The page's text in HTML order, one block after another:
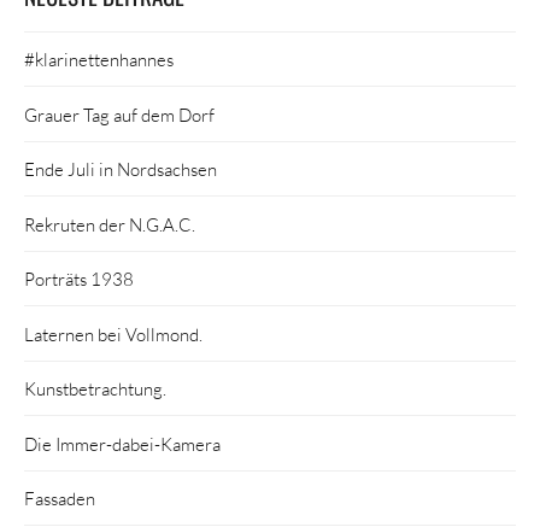
#klarinettenhannes
Grauer Tag auf dem Dorf
Ende Juli in Nordsachsen
Rekruten der N.G.A.C.
Porträts 1938
Laternen bei Vollmond.
Kunstbetrachtung.
Die Immer-dabei-Kamera
Fassaden